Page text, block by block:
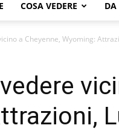
COSA VEDERE DA
a Cheyenne, Wyoming: